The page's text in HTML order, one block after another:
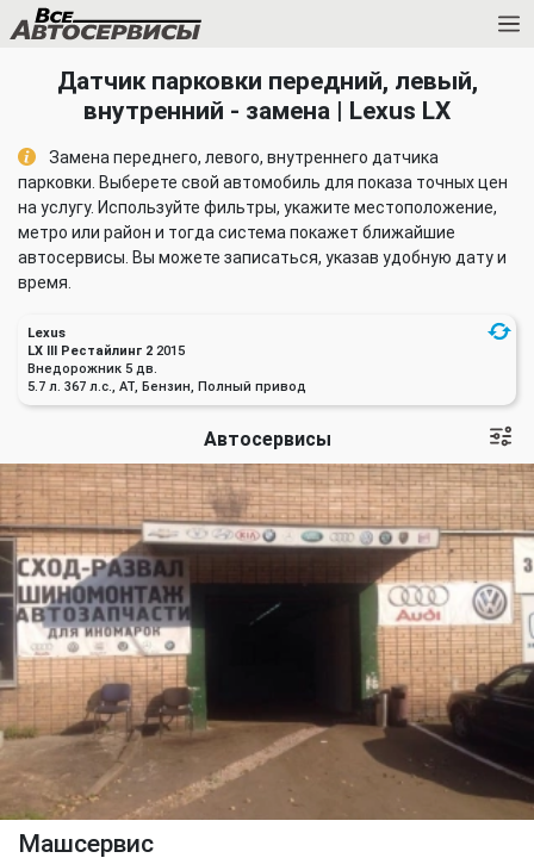
Датчик парковки передний, левый,
внутренний - замена | Lexus LX
Замена переднего, левого, внутреннего датчика
парковки. Выберете свой автомобиль для показа точных цен
на услугу. Используйте фильтры, укажите местоположение,
метро или район и тогда система покажет ближайшие
автосервисы. Вы можете записаться, указав удобную дату и
время.
Lexus
LX III Рестайлинг 2 2015
Внедорожник 5 дв.
5.7 л. 367 л.с., AT, Бензин, Полный привод
Автосервисы
Машсервис